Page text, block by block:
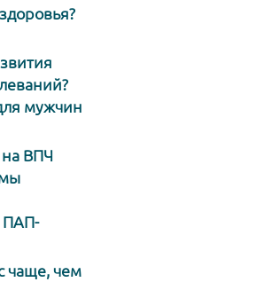
мужчин
на ВПЧ
ПАП-
чаще, чем